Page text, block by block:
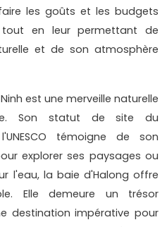
les goûts et les budgets
en leur permettant de
et de son atmosphère
est une merveille naturelle
Son statut de site du
témoigne de son
explorer ses paysages ou
l'eau, la baie d'Halong offre
Elle demeure un trésor
destination impérative pour